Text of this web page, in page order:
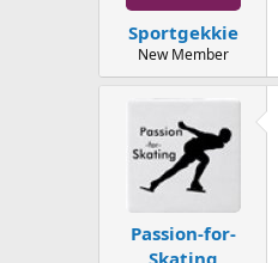
Sportgekkie
New Member
Passion-for-
Skating